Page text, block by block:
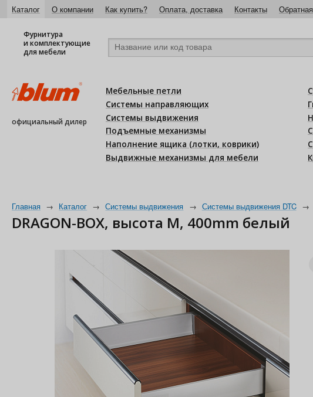
Каталог О компании Как купить? Оплата, доставка Контакты
Фурнитура
и комплектующие
для мебели
официальный дилер
Мебельные петли
Системы направляющих
Системы выдвижения
Подъемные механизмы
Наполнение ящика (лотки, коврики)
Выдвижные механизмы для мебели
Главная → Каталог → Системы выдвижения → Системы выдвижения DTC →
DRAGON-BOX, высота M, 400mm белый